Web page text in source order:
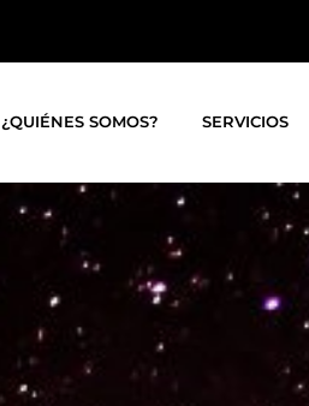
¿QUIÉNES SOMOS? SERVICIOS